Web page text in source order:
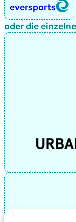
eversports
oder die